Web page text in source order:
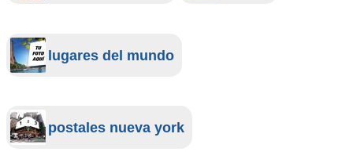
lugares del mundo
postales nueva york